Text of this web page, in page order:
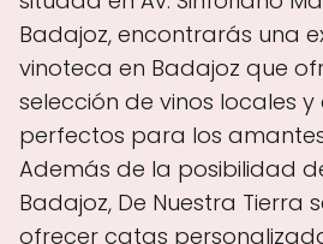
Badajoz, encontrarás una
vinoteca en Badajoz que
selección de vinos locales
perfectos para los
Además de la posibilidad
Badajoz, De Nuestra Tierra
ofrecer catas